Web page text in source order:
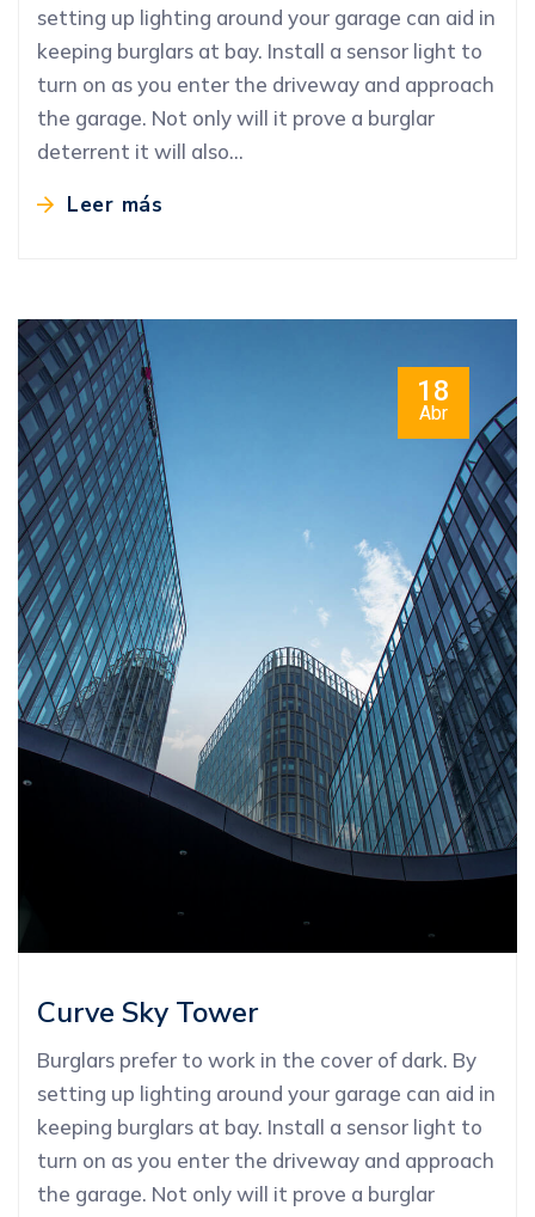
setting up lighting around your garage can aid in
keeping burglars at bay. Install a sensor light to
turn on as you enter the driveway and approach
the garage. Not only will it prove a burglar
deterrent it will also…
Leer más
18
Abr
Curve Sky Tower
Burglars prefer to work in the cover of dark. By
setting up lighting around your garage can aid in
keeping burglars at bay. Install a sensor light to
turn on as you enter the driveway and approach
the garage. Not only will it prove a burglar